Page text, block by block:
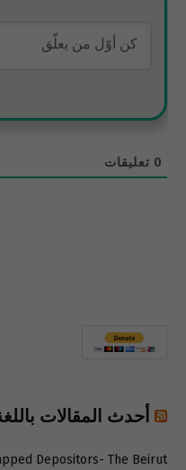
0 تعليقات
أحدث المقالات
Depositors- The Beirut